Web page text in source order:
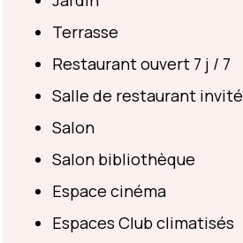
Terrasse
Restaurant ouvert 7 j / 7
Salle de restaurant invité
Salon
Salon bibliothèque
Espace cinéma
Espaces Club climatisés